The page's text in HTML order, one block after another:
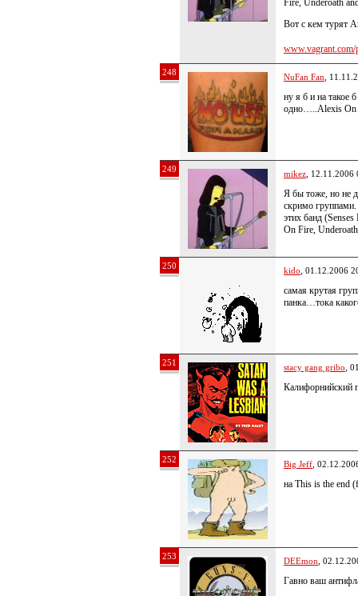
Fire, Underoath
Вот с кем турят
www.vagrant.com/
248 NuFan Fan ,
ну я б и на такое
одно…..Alexis On
249 mikez , 12.11.2006
Я бы тоже, но не
скримо
этих банд
On Fire,
250 kido , 01.12.2006
самая крутая
панка…тока
251 stacy gang gribo ,
Калифорнийский
252 Big Jeff ,
на This is the end
253 DEEmon ,
Гавно ваш